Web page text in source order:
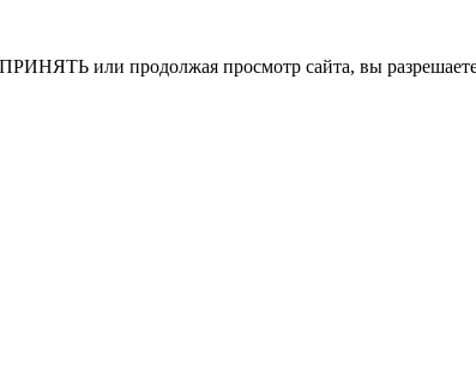
или продолжая просмотр сайта, вы